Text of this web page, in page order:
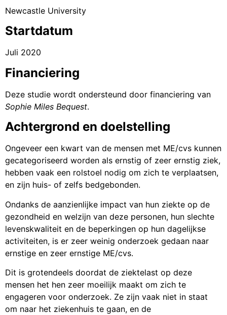
Newcastle University
Startdatum
Juli 2020
Financiering
Deze studie wordt ondersteund door financiering van
Sophie Miles Bequest.
Achtergrond en doelstelling
Ongeveer een kwart van de mensen met ME/cvs kunnen
gecategoriseerd worden als ernstig of zeer ernstig ziek,
hebben vaak een rolstoel nodig om zich te verplaatsen,
en zijn huis- of zelfs bedgebonden.
Ondanks de aanzienlijke impact van hun ziekte op de
gezondheid en welzijn van deze personen, hun slechte
levenskwaliteit en de beperkingen op hun dagelijkse
activiteiten, is er zeer weinig onderzoek gedaan naar
ernstige en zeer ernstige ME/cvs.
Dit is grotendeels doordat de ziektelast op deze
mensen het hen zeer moeilijk maakt om zich te
engageren voor onderzoek. Ze zijn vaak niet in staat
om naar het ziekenhuis te gaan, en de